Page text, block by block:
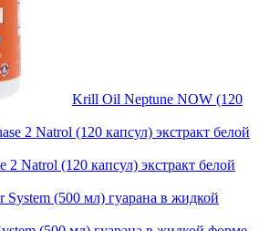
Krill Oil Neptune NOW (120
2 Natrol (120 капсул) экстракт белой